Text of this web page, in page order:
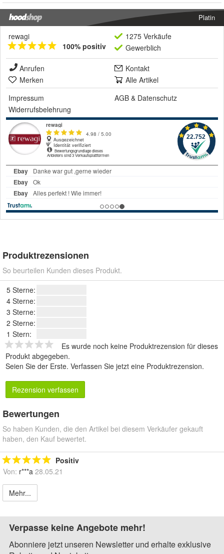
Platin
rewagi
100% positiv
1275 Verkäufe
Gewerblich
Anrufen
Kontakt
Merken
Alle Artikel
Impressum
AGB & Datenschutz
Widerrufsbelehrung
Produktrezensionen
So beurteilen Kunden dieses Produkt.
5 Sterne:
4 Sterne:
3 Sterne:
2 Sterne:
1 Stern:
Es wurde noch keine Produktrezension für dieses
Produkt abgegeben.
Seien Sie der Erste. Verfassen Sie jetzt eine Produktrezension.
Rezension verfassen
Bewertungen
So haben Kunden, die den Artikel bei diesem Verkäufer gekauft
haben, den Kauf bewertet.
Positiv
Von: r***a 28.05.21
Mehr...
Verpasse keine Angebote mehr!
Abonniere jetzt unseren Newsletter und erhalte exklusive